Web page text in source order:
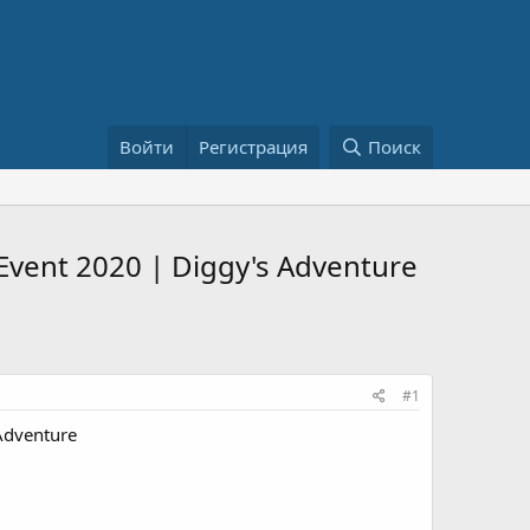
Войти Регистрация Поиск
2020 | Diggy's Adventure
#1